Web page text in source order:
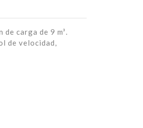
carga de 9 m³.
de velocidad,